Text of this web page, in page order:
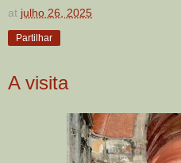
at julho 26, 2025
Partilhar
A visita